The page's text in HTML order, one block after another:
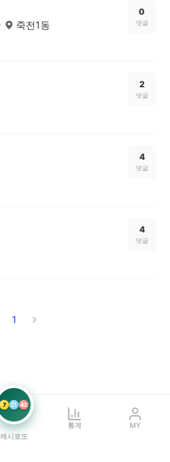
죽전1동
0
댓글
2
댓글
4
댓글
4
댓글
1
7 21 42
캐시로또
통계 MY